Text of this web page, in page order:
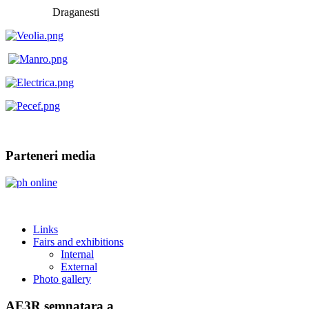
Draganesti
Parteneri media
Links
Fairs and exhibitions
Internal
External
Photo gallery
AE3R semnatara a